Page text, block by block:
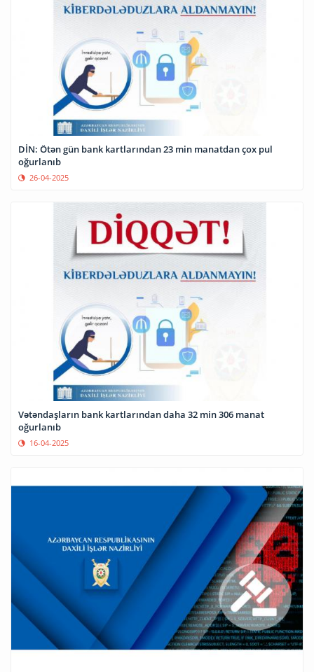
DİN: Ötən gün bank kartlarından 23 min manatdan çox pul
oğurlanıb
26-04-2025
Vətəndaşların bank kartlarından daha 32 min 306 manat
oğurlanıb
16-04-2025